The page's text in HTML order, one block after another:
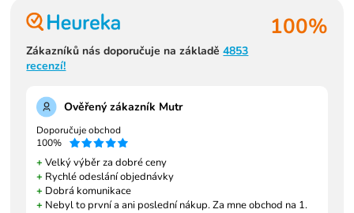
100%
Zákazníků nás doporučuje na základě4853
recenzí!
Ověřený zákazník Mutr
Doporučuje obchod
100%
+ Velký výběr za dobré ceny
+ Rychlé odeslání objednávky
+ Dobrá komunikace
+ Nebyl to první a ani poslední nákup. Za mne obchod na 1.